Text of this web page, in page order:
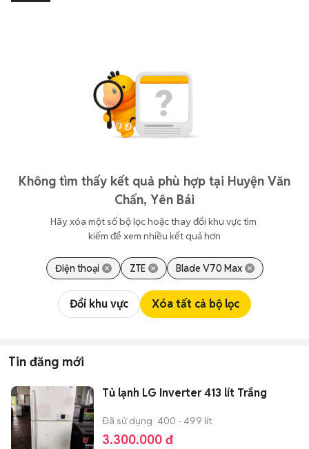
Không tìm thấy kết quả phù hợp tại Huyện Văn
Chấn, Yên Bái
Hãy xóa một số bộ lọc hoặc thay đổi khu vực tìm
kiếm để xem nhiều kết quả hơn
Điện thoại ZTE Blade V70 Max
Đổi khu vực Xóa tất cả bộ lọc
Tin đăng mới
Tủ lạnh LG Inverter 413 lít Trắng
Đã sử dụng 400 - 499 lít
3.300.000 đ